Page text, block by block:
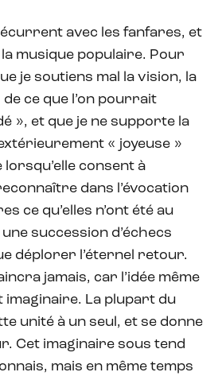
avec les fanfares, et
musique populaire. Pour
je soutiens mal la vision, la
ce que l’on pourrait
», et que je ne supporte la
« joyeuse »
lorsqu’elle consent à
dans l’évocation
ce qu’elles n’ont été au
succession d’échecs
déplorer l’éternel retour.
jamais, car l’idée même
imaginaire. La plupart du
unité à un seul, et se donne
Cet imaginaire sous tend
mais en même temps